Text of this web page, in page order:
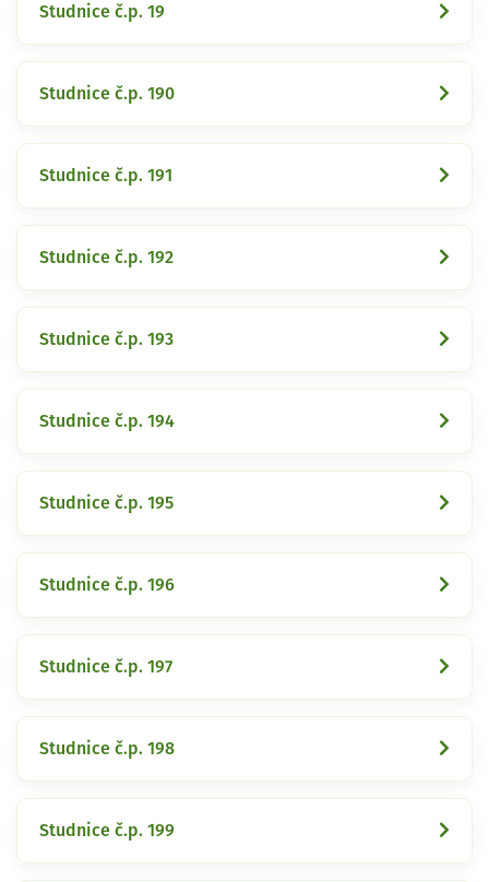
Studnice č.p. 19
Studnice č.p. 190
Studnice č.p. 191
Studnice č.p. 192
Studnice č.p. 193
Studnice č.p. 194
Studnice č.p. 195
Studnice č.p. 196
Studnice č.p. 197
Studnice č.p. 198
Studnice č.p. 199